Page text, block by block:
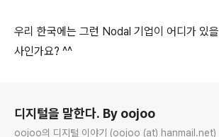
우리 한국에는 그런 Nodal 기업이 어디가 있
사인가요? ^^
디지털을 말한다. By oojoo
oojoo의 디지털 이야기 (oojoo (at) hanmail.net)